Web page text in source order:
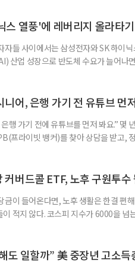
스 열풍'에 레버리지 올라타
자들 사이에서는 삼성전자와 SK 하이
산업 성장으로 반도체 수요가 늘어나
면 반드시 알아야 할 핵심 위험 요소를
니어, 은행 가기 전 유튜브 먼
행 가기 전에 유튜브를 먼저 봐요.” 몇
프라이빗 뱅커)를 찾아 상담을 받고,
보를 서울에 사는 60대 A 씨는 최근
커버드콜 ETF, 노후 구원투수
금이 들어온다면, 노후 생활은 한결 편
이 적지 않다. 코스피 지수가 6000을 넘
배당 커버드콜 ETF는 은퇴자와 은퇴를
도 일할까” 美 중장년 고소득